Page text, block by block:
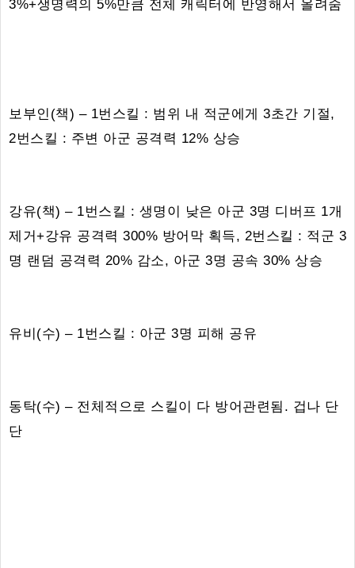
3%+생명력의 5%만큼 전체 캐릭터에 반영해서 올려줌
보부인(책) – 1번스킬 : 범위 내 적군에게 3초간 기절,
2번스킬 : 주변 아군 공격력 12% 상승
강유(책) – 1번스킬 : 생명이 낮은 아군 3명 디버프 1개
제거+강유 공격력 300% 방어막 획득, 2번스킬 : 적군 3
명 랜덤 공격력 20% 감소, 아군 3명 공속 30% 상승
유비(수) – 1번스킬 : 아군 3명 피해 공유
동탁(수) – 전체적으로 스킬이 다 방어관련됨. 겁나 단
단